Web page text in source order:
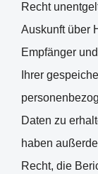
Recht
Auskunft über
Empfänger
Ihrer
Daten zu
haben
Recht, die